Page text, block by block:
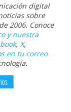
digital
sobre
2006. Conoce
y nuestra
, X,
en tu correo